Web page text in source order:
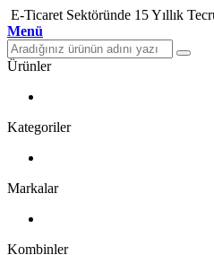
E-Ticaret Sektöründe 15 Yıllık
Menü
Ürünler
Kategoriler
Markalar
Kombinler